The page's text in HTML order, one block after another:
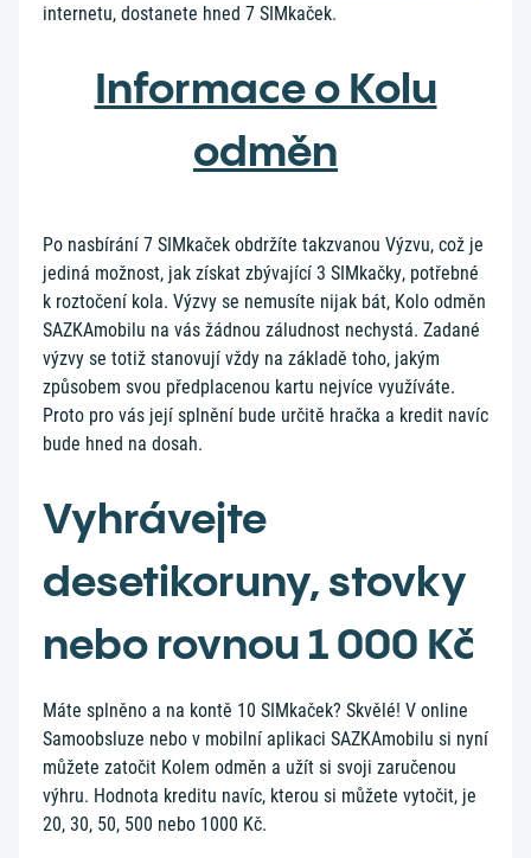
internetu, dostanete hned 7 SIMkaček.
Informace o Kolu
odměn
Po nasbírání 7 SIMkaček obdržíte takzvanou Výzvu, což je
jediná možnost, jak získat zbývající 3 SIMkačky, potřebné
k roztočení kola. Výzvy se nemusíte nijak bát, Kolo odměn
SAZKAmobilu na vás žádnou záludnost nechystá. Zadané
výzvy se totiž stanovují vždy na základě toho, jakým
způsobem svou předplacenou kartu nejvíce využíváte.
Proto pro vás její splnění bude určitě hračka a kredit navíc
bude hned na dosah.
Vyhrávejte
desetikoruny, stovky
nebo rovnou 1 000 Kč
Máte splněno a na kontě 10 SIMkaček? Skvělé! V online
Samoobsluze nebo v mobilní aplikaci SAZKAmobilu si nyní
můžete zatočit Kolem odměn a užít si svoji zaručenou
výhru. Hodnota kreditu navíc, kterou si můžete vytočit, je
20, 30, 50, 500 nebo 1000 Kč.